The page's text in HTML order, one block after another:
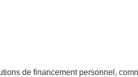
de financement personnel,